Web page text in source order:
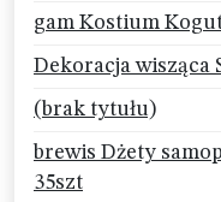
gam Kostium
Dekoracja wisząca
(brak tytułu)
brewis Dżety
35szt